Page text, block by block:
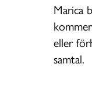
Marica
eller
samtal.